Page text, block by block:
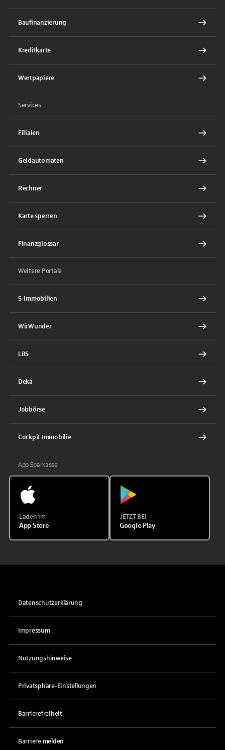
Baufinanzierung
Kreditkarte
Wertpapiere
Services
Filialen
Geldautomaten
Rechner
Karte sperren
Finanzglossar
Weitere Portale
S-Immobilien
WirWunder
LBS
Deka
Jobbörse
Cockpit Immobilie
App Sparkasse
Laden im
App Store
JETZT BEI
Google Play
Datenschutzerklärung
Impressum
Nutzungshinweise
Privatsphäre-Einstellungen
Barrierefreiheit
Barriere melden